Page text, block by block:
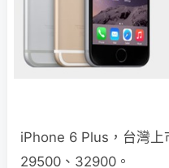
iPhone 6 Plus，台灣上
29500、32900。